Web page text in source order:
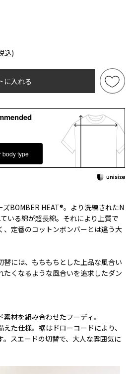
込)
に入れる
body type
BOMBER HEAT®。より洗練されたN
いる綿が超長綿。それにより上質で
、定番のコットンボンバーとは違う大
替には、もちもちとした上品な風合い
たくなるような風合いを追求したダン
材を組み合わせたフーディ。
た仕様。裾はドローコードにより、
スエードの切替で、大人な雰囲気に